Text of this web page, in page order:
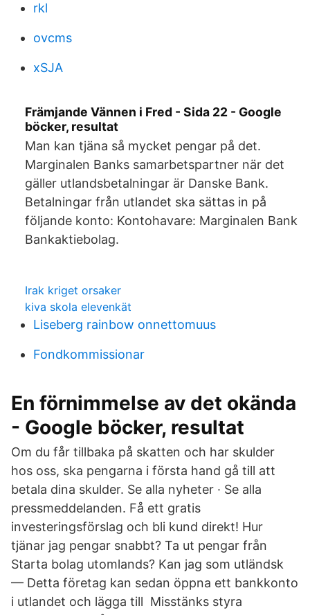
rkl
ovcms
xSJA
Främjande Vännen i Fred - Sida 22 - Google
böcker, resultat
Man kan tjäna så mycket pengar på det.
Marginalen Banks samarbetspartner när det
gäller utlandsbetalningar är Danske Bank.
Betalningar från utlandet ska sättas in på
följande konto: Kontohavare: Marginalen Bank
Bankaktiebolag.
Irak kriget orsaker
kiva skola elevenkät
Liseberg rainbow onnettomuus
Fondkommissionar
En förnimmelse av det okända
- Google böcker, resultat
Om du får tillbaka på skatten och har skulder
hos oss, ska pengarna i första hand gå till att
betala dina skulder. Se alla nyheter · Se alla
pressmeddelanden. Få ett gratis
investeringsförslag och bli kund direkt! Hur
tjänar jag pengar snabbt? Ta ut pengar från
Starta bolag utomlands? Kan jag som utländsk
— Detta företag kan sedan öppna ett bankkonto
i utlandet och lägga till Misstänks styra